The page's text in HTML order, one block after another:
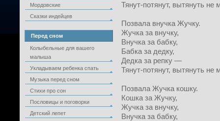
Мордовские
Сказки индейцев
Перед сном
Колыбельные для вашего
малыша
Укладываем ребенка спать
Музыка перед сном
Стихи про сон
Пословицы и поговорки
Детский лепет
Тянут-потянут, вытянуть не
Позвала внучка Жучку.
Жучка за внучку,
Внучка за бабку,
Бабка за дедку,
Дедка за репку —
Тянут-потянут, вытянуть не
Позвала Жучка кошку.
Кошка за Жучку,
Жучка за внучку,
Внучка за бабку,